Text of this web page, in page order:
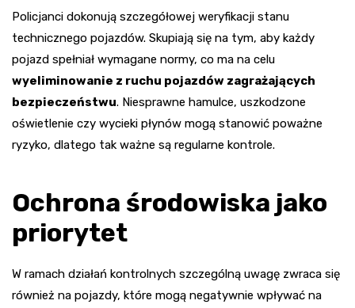
Policjanci dokonują szczegółowej weryfikacji stanu
technicznego pojazdów. Skupiają się na tym, aby każdy
pojazd spełniał wymagane normy, co ma na celu
wyeliminowanie z ruchu pojazdów zagrażających
bezpieczeństwu. Niesprawne hamulce, uszkodzone
oświetlenie czy wycieki płynów mogą stanowić poważne
ryzyko, dlatego tak ważne są regularne kontrole.
Ochrona środowiska jako
priorytet
W ramach działań kontrolnych szczególną uwagę zwraca się
również na pojazdy, które mogą negatywnie wpływać na